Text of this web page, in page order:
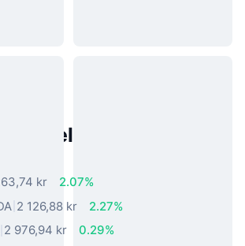
fra den
kr
2.07%
2 126,88 kr
2.27%
2 976,94 kr
0.29%